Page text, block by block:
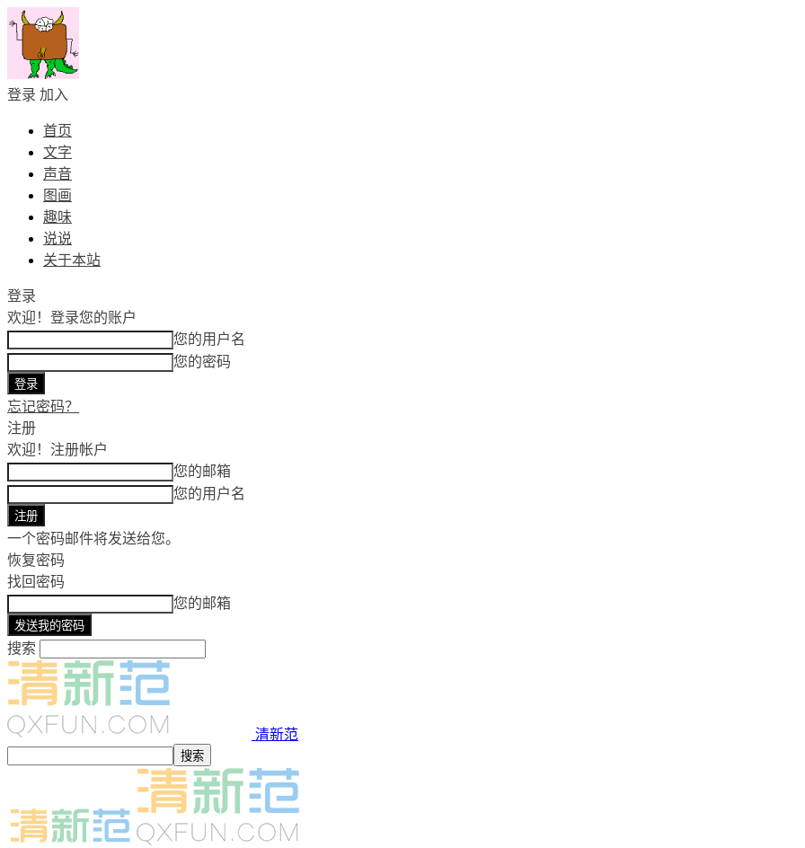
登录 加入
首页
文字
声音
图画
趣味
说说
关于本站
登录
欢迎！ 登录您的账户
您的用户名
您的密码
忘记密码？
注册
欢迎！ 注册帐户
您的邮箱
您的用户名
一个密码邮件将发送给您。
恢复密码
找回密码
您的邮箱
搜索
清新范